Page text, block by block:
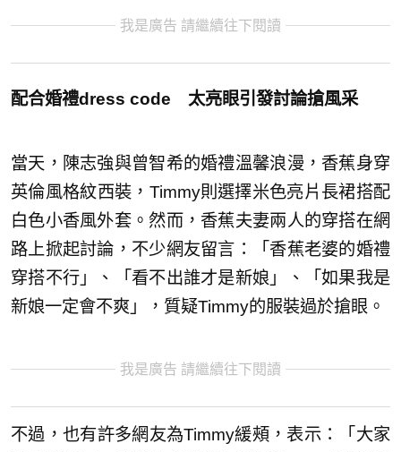
我是廣告 請繼續往下閱讀
配合婚禮dress code 太亮眼引發討論搶風采
當天，陳志強與曾智希的婚禮溫馨浪漫，香蕉身穿
英倫風格紋西裝，Timmy則選擇米色亮片長裙搭配
白色小香風外套。然而，香蕉夫妻兩人的穿搭在網
路上掀起討論，不少網友留言：「香蕉老婆的婚禮
穿搭不行」、「看不出誰才是新娘」、「如果我是
新娘一定會不爽」，質疑Timmy的服裝過於搶眼。
我是廣告 請繼續往下閱讀
不過，也有許多網友為Timmy緩頰，表示：「大家